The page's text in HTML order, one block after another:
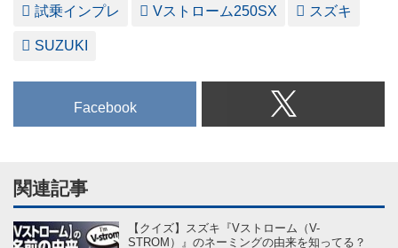
試乗インプレ Vストローム250SX スズキ
SUZUKI
Facebook
関連記事
【クイズ】スズキ『Vストローム（V-
STROM）』のネーミングの由来を知ってる？